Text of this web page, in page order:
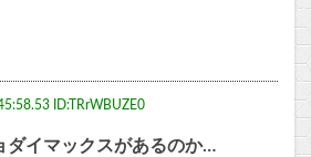
ID:TRrWBUZE0
ダイマックスがあるのか…